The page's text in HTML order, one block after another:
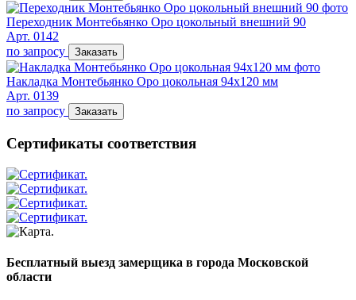
Переходник Монтебьянко Оро цокольный внешний 90
Арт. 0142
по запросу
Заказать
Накладка Монтебьянко Оро цокольная 94х120 мм
Арт. 0139
по запросу
Заказать
Сертификаты соответствия
Бесплатный выезд замерщика в города Московской
области